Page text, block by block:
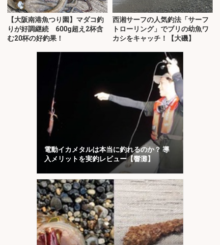
【大阪南港魚つり園】マダコ釣
りが好調継続 600g超え2杯含
む20杯の好釣果！
西湘サーフの人気釣法「サーフ
トローリング」でブリの幼魚ワ
カシをキャッチ！【大磯】
電動イカメタルは本当に釣れるのか？ 導
入メリットを実釣レビュー【響灘】